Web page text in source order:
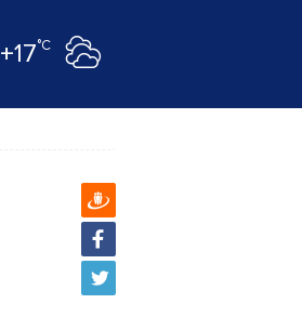
+17°C